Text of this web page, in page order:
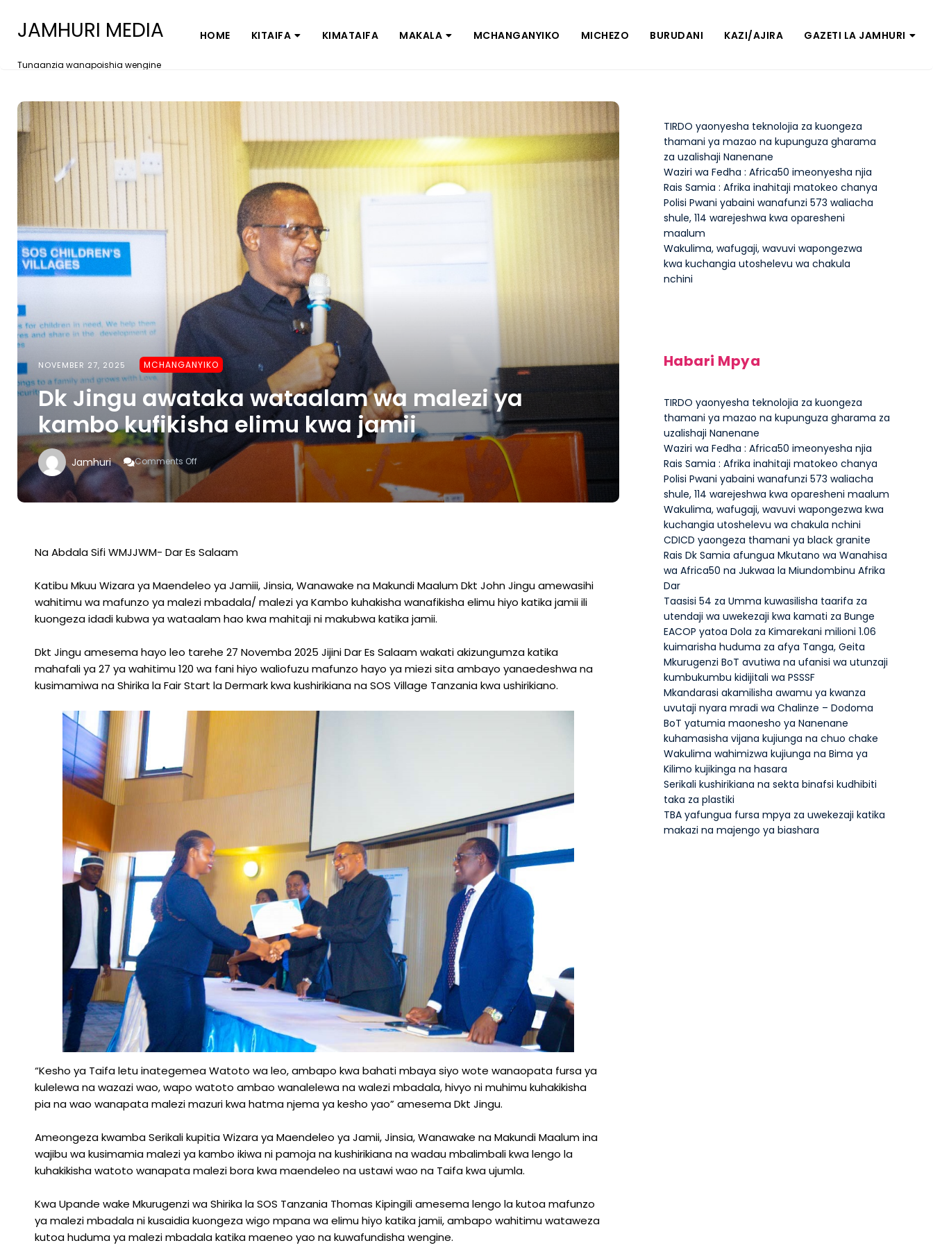
JAMHURI MEDIA
Tunaanzia wanapoishia wengine
HOME KITAIFA KIMATAIFA MAKALA MCHANGANYIKO MICHEZO BURUDANI KAZI/AJIRA GAZETI LA JAMHURI
NOVEMBER 27, 2025 MCHANGANYIKO
Dk Jingu awataka wataalam wa malezi ya
kambo kufikisha elimu kwa jamii
Jamhuri Comments Off
Dk
Jingu
Ya
Kambo
Elimu
Kwa
Jamii
Na Abdala Sifi WMJJWM- Dar Es Salaam
Katibu Mkuu Wizara ya Maendeleo ya Jamiii, Jinsia, Wanawake na Makundi Maalum Dkt John Jingu amewasihi
wahitimu wa mafunzo ya malezi mbadala/ malezi ya Kambo kuhakisha wanafikisha elimu hiyo katika jamii ili
kuongeza idadi kubwa ya wataalam hao kwa mahitaji ni makubwa katika jamii.
Dkt Jingu amesema hayo leo tarehe 27 Novemba 2025 Jijini Dar Es Salaam wakati akizungumza katika
mahafali ya 27 ya wahitimu 120 wa fani hiyo waliofuzu mafunzo hayo ya miezi sita ambayo yanaedeshwa na
kusimamiwa na Shirika la Fair Start la Dermark kwa kushirikiana na SOS Village Tanzania kwa ushirikiano.
“Kesho ya Taifa letu inategemea Watoto wa leo, ambapo kwa bahati mbaya siyo wote wanaopata fursa ya
kulelewa na wazazi wao, wapo watoto ambao wanalelewa na walezi mbadala, hivyo ni muhimu kuhakikisha
pia na wao wanapata malezi mazuri kwa hatma njema ya kesho yao” amesema Dkt Jingu.
Ameongeza kwamba Serikali kupitia Wizara ya Maendeleo ya Jamii, Jinsia, Wanawake na Makundi Maalum ina
wajibu wa kusimamia malezi ya kambo ikiwa ni pamoja na kushirikiana na wadau mbalimbali kwa lengo la
kuhakikisha watoto wanapata malezi bora kwa maendeleo na ustawi wao na Taifa kwa ujumla.
Kwa Upande wake Mkurugenzi wa Shirika la SOS Tanzania Thomas Kipingili amesema lengo la kutoa mafunzo
ya malezi mbadala ni kusaidia kuongeza wigo mpana wa elimu hiyo katika jamii, ambapo wahitimu wataweza
kutoa huduma ya malezi mbadala katika maeneo yao na kuwafundisha wengine.
TIRDO yaonyesha teknolojia za kuongeza
thamani ya mazao na kupunguza gharama
za uzalishaji Nanenane
Waziri wa Fedha : Africa50 imeonyesha njia
Rais Samia : Afrika inahitaji matokeo chanya
Polisi Pwani yabaini wanafunzi 573 waliacha
shule, 114 warejeshwa kwa oparesheni
maalum
Wakulima, wafugaji, wavuvi wapongezwa
kwa kuchangia utoshelevu wa chakula
nchini
Habari Mpya
TIRDO yaonyesha teknolojia za kuongeza
thamani ya mazao na kupunguza gharama za
uzalishaji Nanenane
Waziri wa Fedha : Africa50 imeonyesha njia
Rais Samia : Afrika inahitaji matokeo chanya
Polisi Pwani yabaini wanafunzi 573 waliacha
shule, 114 warejeshwa kwa oparesheni maalum
Wakulima, wafugaji, wavuvi wapongezwa kwa
kuchangia utoshelevu wa chakula nchini
CDICD yaongeza thamani ya black granite
Rais Dk Samia afungua Mkutano wa Wanahisa
wa Africa50 na Jukwaa la Miundombinu Afrika
Dar
Taasisi 54 za Umma kuwasilisha taarifa za
utendaji wa uwekezaji kwa kamati za Bunge
EACOP yatoa Dola za Kimarekani milioni 1.06
kuimarisha huduma za afya Tanga, Geita
Mkurugenzi BoT avutiwa na ufanisi wa utunzaji
kumbukumbu kidijitali wa PSSSF
Mkandarasi akamilisha awamu ya kwanza
uvutaji nyara mradi wa Chalinze – Dodoma
BoT yatumia maonesho ya Nanenane
kuhamasisha vijana kujiunga na chuo chake
Wakulima wahimizwa kujiunga na Bima ya
Kilimo kujikinga na hasara
Serikali kushirikiana na sekta binafsi kudhibiti
taka za plastiki
TBA yafungua fursa mpya za uwekezaji katika
makazi na majengo ya biashara